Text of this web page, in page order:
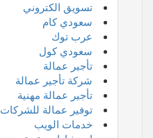
تسويق الكتروني
سعودي كام
عرب توك
سعودي كول
تأجير عمالة
شركة تأجير عمالة
تأجير عمالة مهنية
توفير عمالة للشركات
خدمات الويب